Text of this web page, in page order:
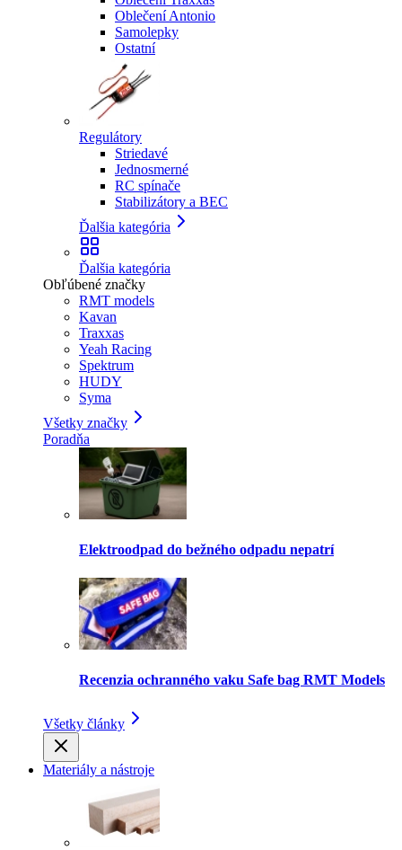
Oblečení Antonio
Samolepky
Ostatní
Regulátory
Striedavé
Jednosmerné
RC spínače
Stabilizátory a BEC
Ďalšia kategória
Ďalšia kategória
Obľúbené značky
RMT models
Kavan
Traxxas
Yeah Racing
Spektrum
HUDY
Syma
Všetky značky
Poradňa
Elektroodpad do bežného odpadu nepatrí
Recenzia ochranného vaku Safe bag RMT Models
Všetky články
Materiály a nástroje